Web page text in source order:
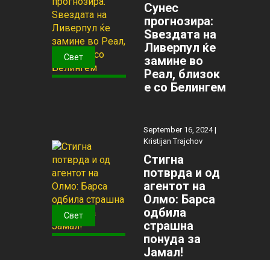
Свет
Сунес
прогнозира:
Ѕвездата на
Ливерпул ќе
замине во
Реал, близок
е со Белингем
Свет
September 16, 2024 |
Kristijan Trajchov
Стигна
потврда и од
агентот на
Олмо: Барса
одбила
страшна
понуда за
Јамал!